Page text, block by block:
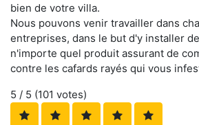
bien de votre villa.
Nous pouvons venir travailler dans
entreprises, dans le but d'y installer
n'importe quel produit assurant de
contre les cafards rayés qui vous
5 / 5 (101 votes)